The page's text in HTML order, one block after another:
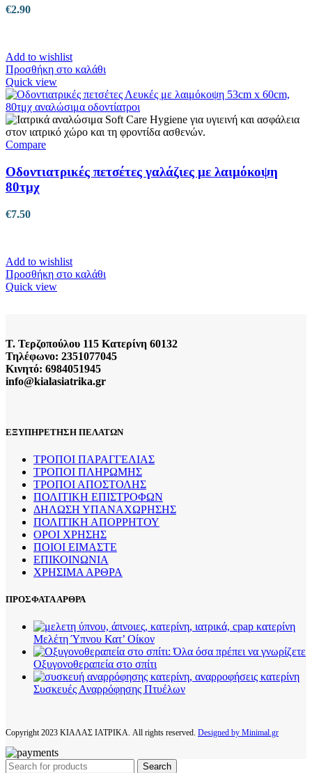
€2.90
Add to wishlist
Προσθήκη στο καλάθι
Quick view
Compare
Οδοντιατρικές πετσέτες γαλάζιες με λαιμόκοψη
80τμχ
€7.50
Add to wishlist
Προσθήκη στο καλάθι
Quick view
Τ. Τερζοπούλου 115 Κατερίνη 60132
Τηλέφωνο: 2351077045
Κινητό: 6984051945
info@kialasiatrika.gr
ΕΞΥΠΗΡΕΤΗΣΗ ΠΕΛΑΤΩΝ
ΤΡΟΠΟΙ ΠΑΡΑΓΓΕΛΙΑΣ
ΤΡΟΠΟΙ ΠΛΗΡΩΜΗΣ
ΤΡΟΠΟΙ ΑΠΟΣΤΟΛΗΣ
ΠΟΛΙΤΙΚΗ ΕΠΙΣΤΡΟΦΩΝ
ΔΗΛΩΣΗ ΥΠΑΝΑΧΩΡΗΣΗΣ
ΠΟΛΙΤΙΚΗ ΑΠΟΡΡΗΤΟΥ
ΟΡΟΙ ΧΡΗΣΗΣ
ΠΟΙΟΙ ΕΙΜΑΣΤΕ
ΕΠΙΚΟΙΝΩΝΙΑ
ΧΡΗΣΙΜΑ ΑΡΘΡΑ
ΠΡΟΣΦΑΤΑ ΑΡΘΡΑ
Μελέτη Ύπνου Κατ’ Οίκον
Οξυγονοθεραπεία στο σπίτι
Συσκευές Αναρρόφησης Πτυέλων
Copyright2023 ΚΙΑΛΑΣ ΙΑΤΡΙΚΑ. All rights reserved. Designed by Minimal.gr
Search